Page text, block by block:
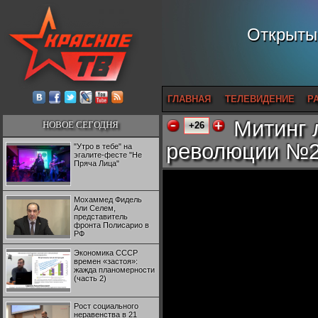
ГЛАВНАЯ ТЕЛЕВИДЕНИЕ
НОВОЕ СЕГОДНЯ
"Утро в тебе" на
эгалите-фесте "Не
Пряча Лица"
Мохаммед Фидель
Али Селем,
представитель
фронта Полисарио в
РФ
Экономика СССР
времен «застоя»:
жажда планомерности
(часть 2)
Рост социального
неравенства в 21
+26
Митинг
революции